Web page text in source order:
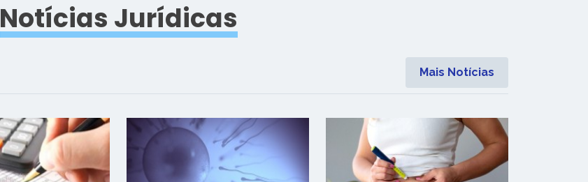
Notícias Jurídicas
Mais Notícias